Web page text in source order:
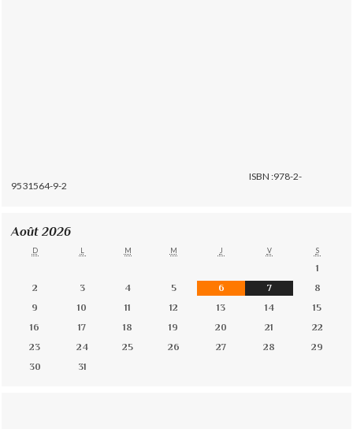
ISBN :978-2-
9531564-9-2
Août 2026
D L M M J V S
1
2
3 4 5 6 7
8
9
10 11 12 13 14
15
16
17 18 19 20 21
22
23
24 25 26 27 28
29
30
31